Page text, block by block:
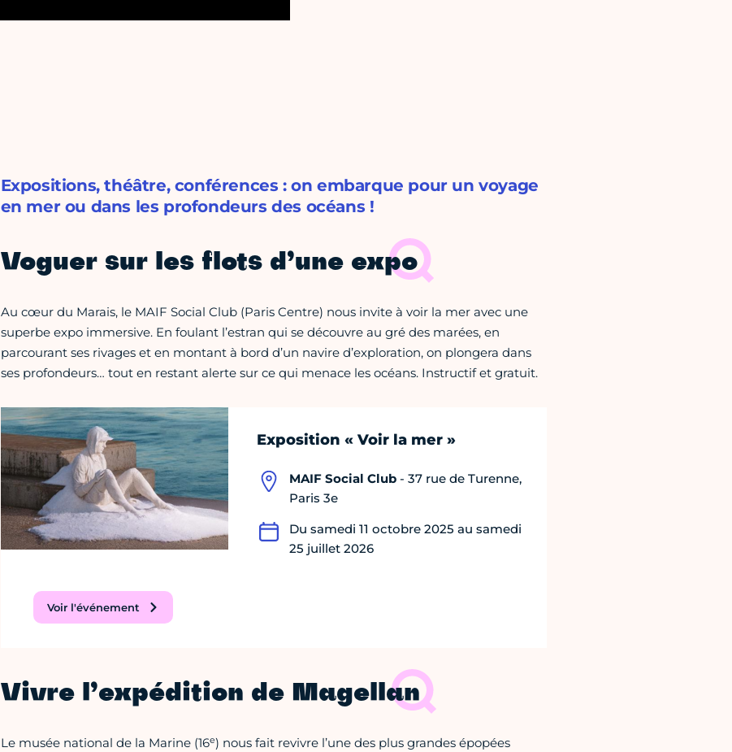
Expositions, théâtre, conférences : on embarque pour un voyage
en mer ou dans les profondeurs des océans !
Voguer sur les flots d’une expo
Au cœur du Marais, le MAIF Social Club (Paris Centre) nous invite à voir la mer avec une
superbe expo immersive. En foulant l’estran qui se découvre au gré des marées, en
parcourant ses rivages et en montant à bord d’un navire d’exploration, on plongera dans
ses profondeurs… tout en restant alerte sur ce qui menace les océans. Instructif et gratuit.
Exposition « Voir la mer »
MAIF Social Club- 37 rue de Turenne,
Paris 3e
Du samedi 11 octobre 2025 au samedi
25 juillet 2026
Voir l'événement
Vivre l’expédition de Magellan
Le musée national de la Marine (16e) nous fait revivre l’une des plus grandes épopées